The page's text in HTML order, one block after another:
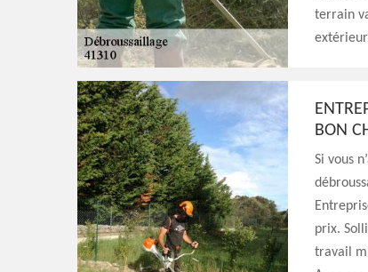
terrain
BON
Si vous
prix.
travail